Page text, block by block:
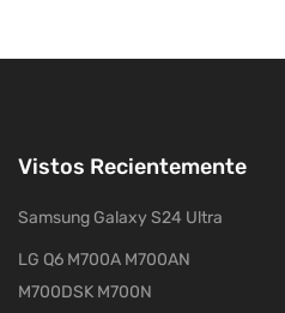
Vistos Recientemente
Samsung Galaxy S24 Ultra
LG Q6 M700A M700AN
M700DSK M700N